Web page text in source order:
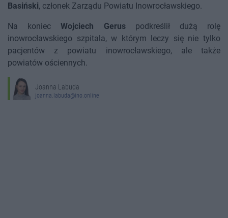
Basiński, członek Zarządu Powiatu Inowrocławskiego.
Na koniecWojciech Geruspodkreślił dużą rolę
inowrocławskiego szpitala, w którym leczy się nie tylko
pacjentów z powiatu inowrocławskiego, ale także
powiatów ościennych.
Joanna Labuda
joanna.labuda@ino.online